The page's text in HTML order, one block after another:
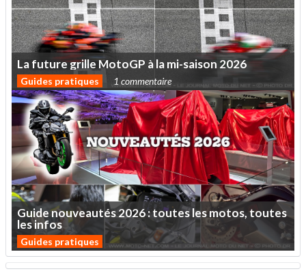
Lafuturegrille MotoGP àlami-saison 2026
Guides pratiques 1 commentaire
Guidenouveautés2026:touteslesmotos,toutes
lesinfos
Guides pratiques